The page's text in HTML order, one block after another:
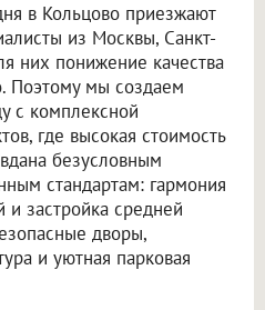
в Кольцово приезжают
из Москвы, Санкт-
них понижение качества
Поэтому мы создаем
с комплексной
где высокая стоимость
безусловным
стандартам: гармония
и застройка средней
дворы,
и уютная парковая